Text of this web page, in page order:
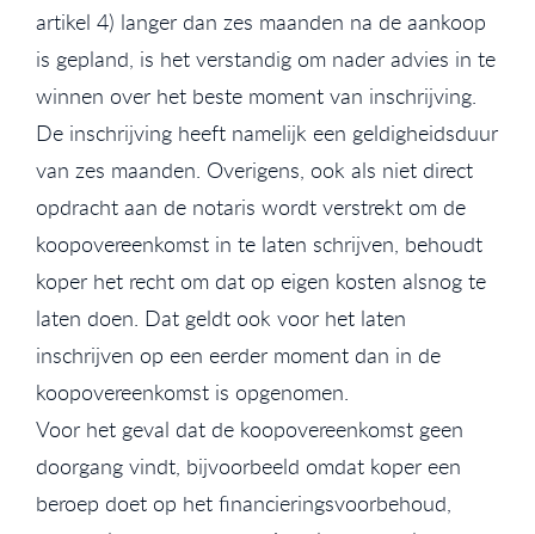
artikel 4) langer dan zes maanden na de aankoop
is gepland, is het verstandig om nader advies in te
winnen over het beste moment van inschrijving.
De inschrijving heeft namelijk een geldigheidsduur
van zes maanden. Overigens, ook als niet direct
opdracht aan de notaris wordt verstrekt om de
koopovereenkomst in te laten schrijven, behoudt
koper het recht om dat op eigen kosten alsnog te
laten doen. Dat geldt ook voor het laten
inschrijven op een eerder moment dan in de
koopovereenkomst is opgenomen.
Voor het geval dat de koopovereenkomst geen
doorgang vindt, bijvoorbeeld omdat koper een
beroep doet op het financieringsvoorbehoud,